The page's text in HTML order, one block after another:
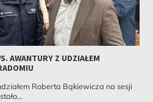
AWANTURY Z UDZIAŁEM
Roberta Bąkiewicza na sesji